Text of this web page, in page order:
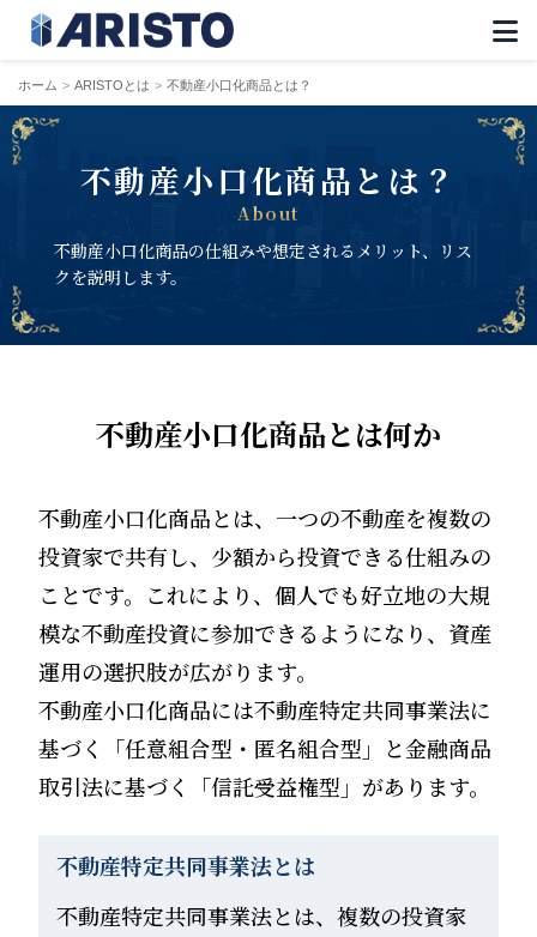
ホーム ARISTOとは 不動産小口化商品とは？
不動産小口化商品とは？
About
不動産小口化商品の仕組みや想定されるメリット、リス
クを説明します。
不動産小口化商品とは何か
不動産小口化商品とは、一つの不動産を複数の
投資家で共有し、少額から投資できる仕組みの
ことです。これにより、個人でも好立地の大規
模な不動産投資に参加できるようになり、資産
運用の選択肢が広がります。
不動産小口化商品には不動産特定共同事業法に
基づく「任意組合型・匿名組合型」と金融商品
取引法に基づく「信託受益権型」があります。
不動産特定共同事業法とは
不動産特定共同事業法とは、複数の投資家